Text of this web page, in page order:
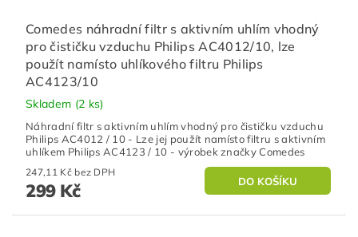
Comedes náhradní filtr s aktivním uhlím vhodný
pro čističku vzduchu Philips AC4012/10, lze
použít namísto uhlíkového filtru Philips
AC4123/10
Skladem (2 ks)
Náhradní filtr s aktivním uhlím vhodný pro čističku vzduchu
Philips AC4012 / 10 - Lze jej použít namísto filtru s aktivním
uhlíkem Philips AC4123 / 10 - výrobek značky Comedes
247,11 Kč bez DPH
299 Kč